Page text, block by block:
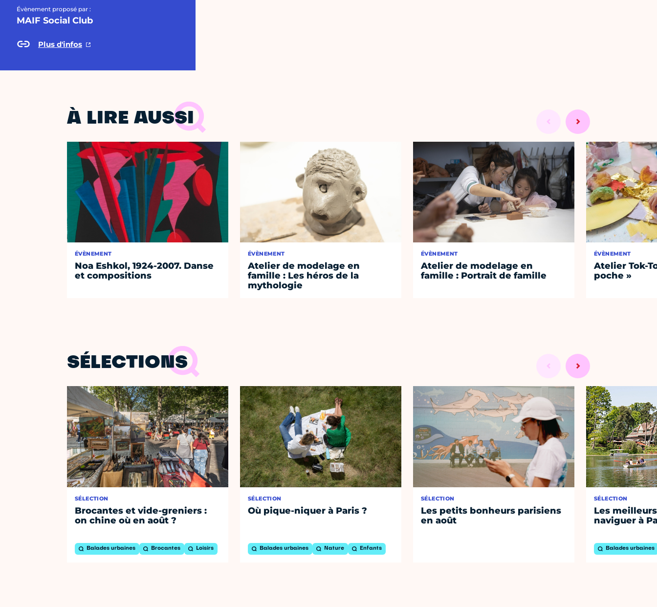
Évènement proposé par :
MAIF Social Club
Plus d'infos
À LIRE AUSSI
ÉVÈNEMENT
Noa Eshkol, 1924-2007. Danse
et compositions
ÉVÈNEMENT
Atelier de modelage en
famille : Les héros de la
mythologie
ÉVÈNEMENT
Atelier de modelage en
famille : Portrait de famille
ÉVÈNEMENT
Atelier Tok-
poche »
SÉLECTIONS
SÉLECTION
Brocantes et vide-greniers :
on chine où en août ?
Balades urbaines Brocantes Loisirs
SÉLECTION
Où pique-niquer à Paris ?
Balades urbaines Nature Enfants
SÉLECTION
Les petits bonheurs parisiens
en août
SÉLECTION
Les
naviguer à
Balades urbaines